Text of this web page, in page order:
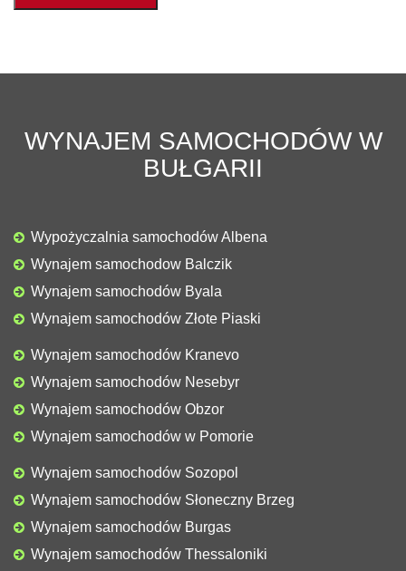
WYNAJEM SAMOCHODÓW W
BUŁGARII
Wypożyczalnia samochodów Albena
Wynajem samochodow Balczik
Wynajem samochodów Byala
Wynajem samochodów Złote Piaski
Wynajem samochodów Kranevo
Wynajem samochodów Nesebyr
Wynajem samochodów Obzor
Wynajem samochodów w Pomorie
Wynajem samochodów Sozopol
Wynajem samochodów Słoneczny Brzeg
Wynajem samochodów Burgas
Wynajem samochodów Thessaloniki